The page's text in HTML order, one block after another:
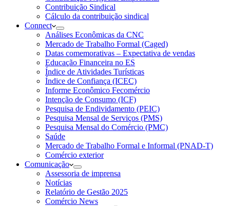
Contribuição Sindical
Cálculo da contribuição sindical
Connect
Análises Econômicas da CNC
Mercado de Trabalho Formal (Caged)
Datas comemorativas – Expectativa de vendas
Educação Financeira no ES
Índice de Atividades Turísticas
Índice de Confiança (ICEC)
Informe Econômico Fecomércio
Intenção de Consumo (ICF)
Pesquisa de Endividamento (PEIC)
Pesquisa Mensal de Serviços (PMS)
Pesquisa Mensal do Comércio (PMC)
Saúde
Mercado de Trabalho Formal e Informal (PNAD-T)
Comércio exterior
Comunicação
Assessoria de imprensa
Notícias
Relatório de Gestão 2025
Comércio News